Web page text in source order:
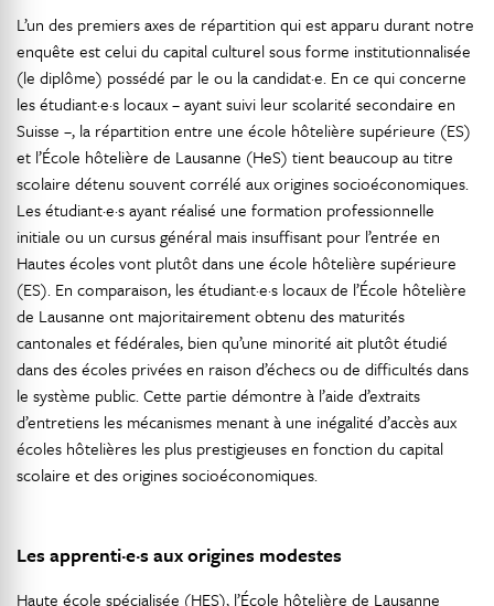
L’un des premiers axes de répartition qui est apparu durant notre
enquête est celui du capital culturel sous forme institutionnalisée
(le diplôme) possédé par le ou la candidat·e. En ce qui concerne
les étudiant·e·s locaux – ayant suivi leur scolarité secondaire en
Suisse –, la répartition entre une école hôtelière supérieure (ES)
et l’École hôtelière de Lausanne (HeS) tient beaucoup au titre
scolaire détenu souvent corrélé aux origines socioéconomiques.
Les étudiant·e·s ayant réalisé une formation professionnelle
initiale ou un cursus général mais insuffisant pour l’entrée en
Hautes écoles vont plutôt dans une école hôtelière supérieure
(ES). En comparaison, les étudiant·e·s locaux de l’École hôtelière
de Lausanne ont majoritairement obtenu des maturités
cantonales et fédérales, bien qu’une minorité ait plutôt étudié
dans des écoles privées en raison d’échecs ou de difficultés dans
le système public. Cette partie démontre à l’aide d’extraits
d’entretiens les mécanismes menant à une inégalité d’accès aux
écoles hôtelières les plus prestigieuses en fonction du capital
scolaire et des origines socioéconomiques.
Les apprenti·e·s aux origines modestes
Haute école spécialisée (HES), l’École hôtelière de Lausanne